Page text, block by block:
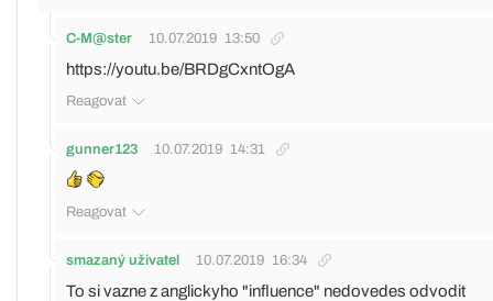
C-M@ster 10.07.2019 13:50
https://youtu.be/BRDgCxntOgA
Reagovat
gunner123 10.07.2019 14:31
Reagovat
smazaný uživatel 10.07.2019 16:34
To si vazne z anglickyho "influence" nedovedes odvodit